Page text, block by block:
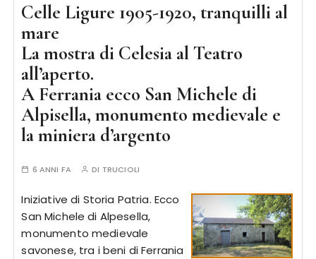
Celle Ligure 1905-1920, tranquilli al
mare
La mostra di Celesia al Teatro
all’aperto.
A Ferrania ecco San Michele di
Alpisella, monumento medievale e
la miniera d’argento
6 ANNI FA DI TRUCIOLI
Iniziative di Storia Patria. Ecco
San Michele di Alpesella,
monumento medievale
savonese, tra i beni di Ferrania